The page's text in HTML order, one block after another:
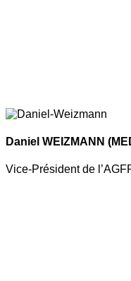
Daniel WEIZMANN
Vice-Président de